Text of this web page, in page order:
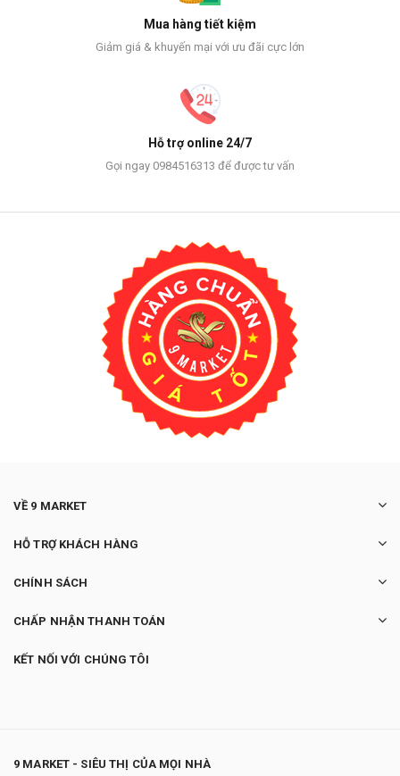
Mua hàng tiết kiệm
Giảm giá & khuyến mại với ưu đãi cực lớn
Hỗ trợ online 24/7
Gọi ngay 0984516313 để được tư vấn
VỀ 9 MARKET
HỖ TRỢ KHÁCH HÀNG
CHÍNH SÁCH
CHẤP NHẬN THANH TOÁN
KẾT NỐI VỚI CHÚNG TÔI
9 MARKET - SIÊU THỊ CỦA MỌI NHÀ